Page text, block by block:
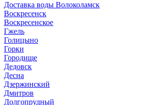
Доставка воды Волоколамск
Воскресенск
Воскресенское
Гжель
Голицыно
Горки
Городище
Дедовск
Десна
Дзержинский
Дмитров
Долгопрудный